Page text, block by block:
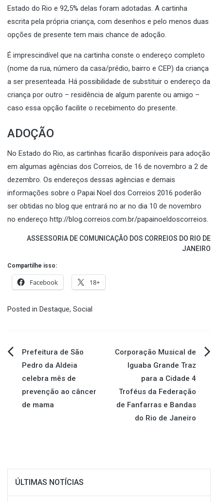
Estado do Rio e 92,5% delas foram adotadas. A cartinha
escrita pela própria criança, com desenhos e pelo menos duas
opções de presente tem mais chance de adoção.
É imprescindível que na cartinha conste o endereço completo
(nome da rua, número da casa/prédio, bairro e CEP) da criança
a ser presenteada. Há possibilidade de substituir o endereço da
criança por outro – residência de algum parente ou amigo –
caso essa opção facilite o recebimento do presente.
ADOÇÃO
No Estado do Rio, as cartinhas ficarão disponíveis para adoção
em algumas agências dos Correios, de 16 de novembro a 2 de
dezembro. Os endereços dessas agências e demais
informações sobre o Papai Noel dos Correios 2016 poderão
ser obtidas no blog que entrará no ar no dia 10 de novembro
no endereço http://blog.correios.com.br/papainoeldoscorreios.
ASSESSORIA DE COMUNICAÇÃO DOS CORREIOS DO RIO DE
JANEIRO
Compartilhe isso:
Facebook 18+
Posted in Destaque, Social
Navegação
de
Post
Prefeitura de São
Pedro da Aldeia
celebra mês de
prevenção ao câncer
de mama
Corporação Musical de
Iguaba Grande Traz
para a Cidade 4
Troféus da Federação
de Fanfarras e Bandas
do Rio de Janeiro
ÚLTIMAS NOTÍCIAS